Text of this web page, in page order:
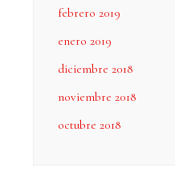
febrero 2019
enero 2019
diciembre 2018
noviembre 2018
octubre 2018